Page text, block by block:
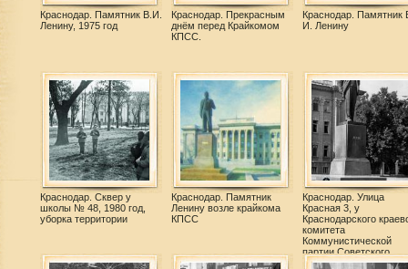
Краснодар. Памятник В.И.
Ленину, 1975 год
Краснодар. Прекрасным
днём перед Крайкомом
КПСС.
Краснодар. Памятник
И. Ленину
Краснодар. Сквер у
школы № 48, 1980 год,
уборка территории
Краснодар. Памятник
Ленину возле крайкома
КПСС
Краснодар. Улица
Красная 3, у
Краснодарского
комитета
Коммунистической
партии Советского
Союза. Июнь 1981